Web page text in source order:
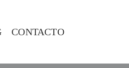
CONTACTO